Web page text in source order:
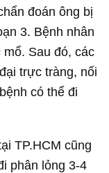
đoán ông bị
3. Bệnh nhân
Sau đó, các
trực tràng, nối
có thể đi
TP.HCM cũng
phân lỏng 3-4